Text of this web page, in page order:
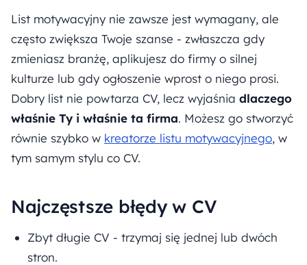
List motywacyjny nie zawsze jest wymagany, ale
często zwiększa Twoje szanse - zwłaszcza gdy
zmieniasz branżę, aplikujesz do firmy o silnej
kulturze lub gdy ogłoszenie wprost o niego prosi.
Dobry list nie powtarza CV, lecz wyjaśnia dlaczego
właśnie Ty i właśnie ta firma. Możesz go stworzyć
równie szybko w kreatorze listu motywacyjnego, w
tym samym stylu co CV.
Najczęstsze błędy w CV
Zbyt długie CV - trzymaj się jednej lub dwóch
stron.